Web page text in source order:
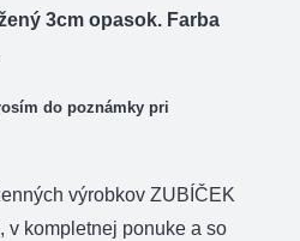
3cm opasok. Farba
do poznámky pri
výrobkov ZUBÍČEK
v kompletnej ponuke a so